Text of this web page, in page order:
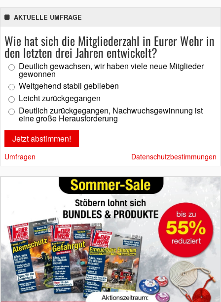
AKTUELLE UMFRAGE
Wie hat sich die Mitgliederzahl in Eurer Wehr in
den letzten drei Jahren entwickelt?
Deutlich gewachsen, wir haben viele neue Mitglieder
gewonnen
Weitgehend stabil geblieben
Leicht zurückgegangen
Deutlich zurückgegangen, Nachwuchsgewinnung ist
eine große Herausforderung
Umfragen Datenschutzbestimmungen